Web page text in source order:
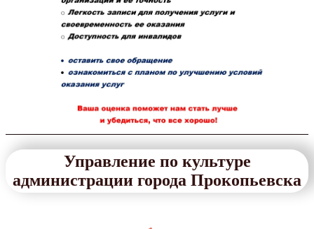
Управление по культуре
администрации города Прокопьевска